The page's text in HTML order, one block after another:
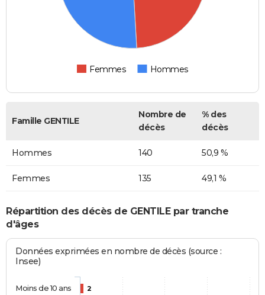
Femmes Hommes
Famille GENTILE
Nombre de
décès
% des
décès
Hommes 140 50,9 %
Femmes 135 49,1 %
Répartition des décès de GENTILE par tranche
d'âges
Données exprimées en nombre de décès (source :
Insee)
2
Moins de 10 ans